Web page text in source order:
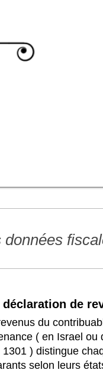
données
déclaration de
du
( en Israel ou
1301 ) distingue
selon leurs